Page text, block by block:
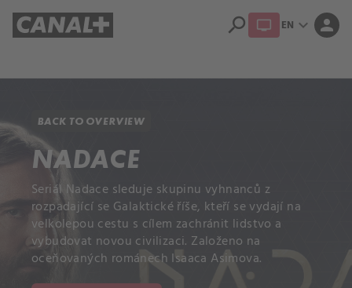
search EN expand_more person
BACK TO OVERVIEW
NADACE
Seriál Nadace sleduje skupinu vyhnanců z
rozpadající se Galaktické říše, kteří se vydají na
velkolepou cestu s cílem zachránit lidstvo a
vybudovat novou civilizaci. Založeno na
oceňovaných románech Isaaca Asimova.